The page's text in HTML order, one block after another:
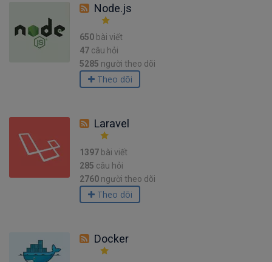
Node.js
650 bài viết
47 câu hỏi
5285 người theo dõi
Theo dõi
Laravel
1397 bài viết
285 câu hỏi
2760 người theo dõi
Theo dõi
Docker